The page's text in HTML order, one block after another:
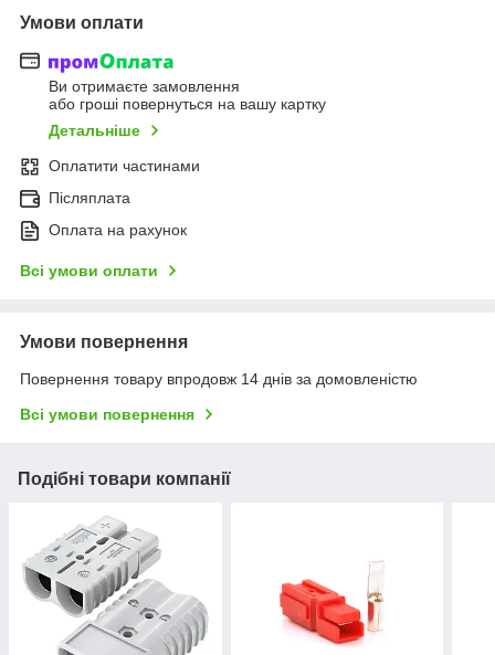
Умови оплати
Ви отримаєте замовлення
або гроші повернуться на вашу картку
Детальніше
Оплатити частинами
Післяплата
Оплата на рахунок
Всі умови оплати
Умови повернення
Повернення товару впродовж 14 днів за домовленістю
Всі умови повернення
Подібні товари компанії